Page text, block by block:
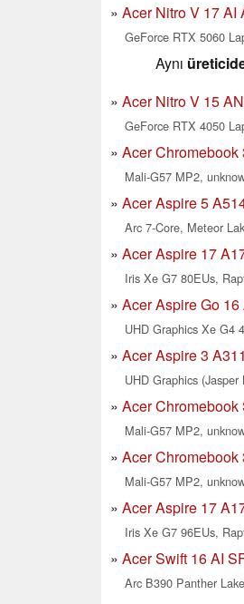
Acer Nitro V 17 AI
GeForce RTX 5060
Aynı
Acer Nitro V 15
GeForce RTX 4050
Acer
Mali-G57 MP2,
Acer Aspire 5
Arc 7-Core, Meteor
Acer Aspire 17
Iris Xe G7 80EUs,
Acer Aspire Go 16
UHD Graphics Xe G4
Acer Aspire 3
UHD Graphics
Acer
Mali-G57 MP2,
Acer Chromebook
Mali-G57 MP2,
Acer Aspire 17
Iris Xe G7 96EUs,
Acer Swift 16 AI
Arc B390 Panther